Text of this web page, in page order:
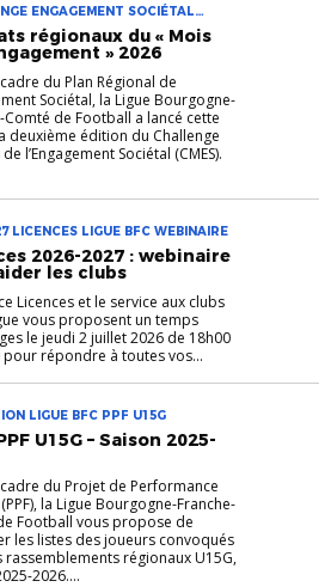
ENGAGEMENT SOCIÉTAL
MOIS DE L'ENGAGEMENT
régionaux du « Mois
» 2026
du Plan Régional de
Sociétal, la Ligue Bourgogne-
Comté de Football a lancé cette
deuxième édition du Challenge
l’Engagement Sociétal (CMES).
LICENCES LIGUE BFC WEBINAIRE
2026-2027 : webinaire
les clubs
Licences et le service aux clubs
vous proposent un temps
le jeudi 2 juillet 2026 de 18h00
pour répondre à toutes vos...
LIGUE BFC PPF U15G
U15G – Saison 2025-
du Projet de Performance
la Ligue Bourgogne-Franche-
Football vous propose de
les listes des joueurs convoqués
rassemblements régionaux U15G,
2026....